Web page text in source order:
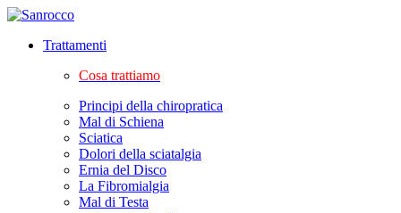
Trattamenti
Cosa trattiamo
Principi della chiropratica
Mal di Schiena
Sciatica
Dolori della sciatalgia
Ernia del Disco
La Fibromialgia
Mal di Testa